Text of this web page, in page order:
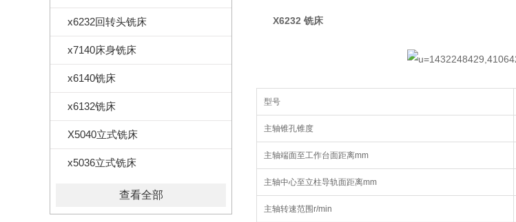
x6232回转头铣床
x7140床身铣床
x6140铣床
x6132铣床
X5040立式铣床
x5036立式铣床
查看全部
X6232 铣床
型号
主轴锥孔锥度
主轴端面至工作台面距离mm
主轴中心至立柱导轨面距离mm
主轴转速范围r/min